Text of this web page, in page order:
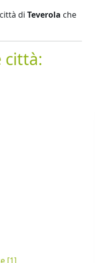
di Teverola che
città:
[1]